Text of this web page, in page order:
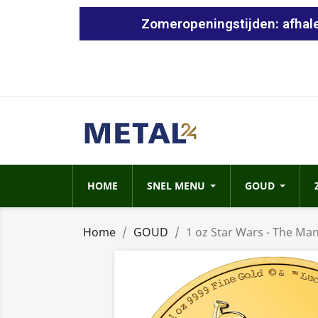
Zomeropeningstijden:
HOME SNEL MENU GOUD
Home GOUD 1 oz Star Wars - The